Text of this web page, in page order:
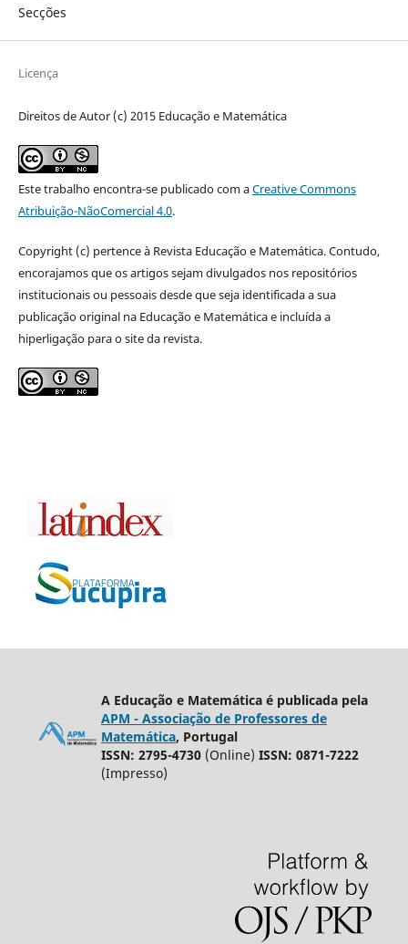
Secções
Licença
Direitos de Autor (c) 2015 Educação e Matemática
Este trabalho encontra-se publicado com aCreative Commons
Atribuição-NãoComercial 4.0.
Copyright (c) pertence à Revista Educação e Matemática. Contudo,
encorajamos que os artigos sejam divulgados nos repositórios
institucionais ou pessoais desde que seja identificada a sua
publicação original na Educação e Matemática e incluída a
hiperligação para o site da revista.
A Educação e Matemática é publicada pela
APM - Associação de Professores de
Matemática, Portugal
ISSN: 2795-4730 (Online) ISSN: 0871-7222
(Impresso)